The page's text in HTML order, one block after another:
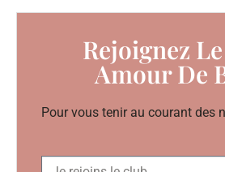
Rejoignez
Amour De
Pour vous tenir au courant des